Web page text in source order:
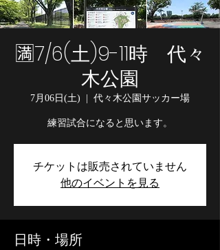
🈵7/6(土)9-11時 代々
木公園
7月06日(土) 代々木公園サッカー場
練習試合になると思います。
チケットは販売されていません
他のイベントを見る
日時・場所